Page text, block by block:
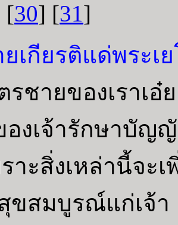
[30] [31]
ยเกียรติแด่พระ
รชายของเราเ
องเจ้ารักษาบัญ
ราะสิ่งเหล่านี้จ
ขสมบูรณ์แก่เจ้า